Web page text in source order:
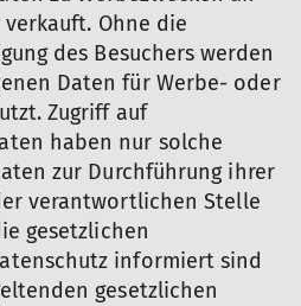
Ohne die
des Besuchers werden
Daten für Werbe- oder
Zugriff auf
haben nur solche
zur Durchführung ihrer
verantwortlichen Stelle
gesetzlichen
informiert sind
gesetzlichen